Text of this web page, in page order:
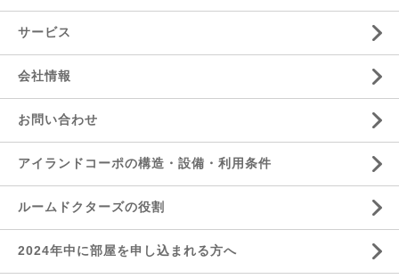
サービス
会社情報
お問い合わせ
アイランドコーポの構造・設備・利用条件
ルームドクターズの役割
2024年中に部屋を申し込まれる方へ